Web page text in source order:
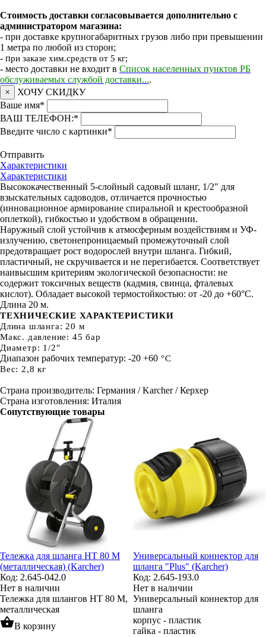
Стоимость доставки согласовывается дополнительно с
администратором магазина:
- при доставке крупногабаритных грузов либо при превышении
1 метра по любой из сторон;
- при заказе хим.средств от 5 кг;
- место доставки не входит в Список населенных пунктов РБ
обслуживаемых службой доставки....
×
ХОЧУ СКИДКУ
Ваше имя*
ВАШ ТЕЛЕФОН:*
Введите число с картинки*
Отправить
Характеристики
Характеристики
Высококачественный 5-слойный садовый шланг, 1/2" для
взыскательных садоводов, отличается прочностью
(инновационное армирование спиральной и крестообразной
оплеткой), гибкостью и удобством в обращении.
Наружный слой устойчив к атмосферным воздействиям и УФ-
излучению, светонепроницаемый промежуточный слой
предотвращает рост водорослей внутри шланга. Гибкий,
пластичный, не скручивается и не перегибается. Соответствует
наивысшим критериям экологической безопасности: не
содержит токсичных веществ (кадмия, свинца, фталевых
кислот). Обладает высокой термостойкостью: от -20 до +60°C.
Длина 20 м.
ТЕХНИЧЕСКИЕ ХАРАКТЕРИСТИКИ
Длина шланга: 20 м
Макс. давление: 45 бар
Диаметр: 1/2"
Диапазон рабочих температур: -20 +60 °С
Вес: 2,8 кг
Страна производитель: Германия / Karcher / Керхер
Страна изготовления: Италия
Сопутствующие товары
Тележка для шланга НТ 80 М
(металлическая) (Karcher)
Код: 2.645-042.0
Нет в наличии
Тележка для шлангов НТ 80 М,
металлическая
shopping_basketВ корзину
Универсальный коннектор для
шланга "Plus" (Karcher)
Код: 2.645-193.0
Нет в наличии
Универсальный коннектор для
шланга
корпус - пластик
гайка - пластик